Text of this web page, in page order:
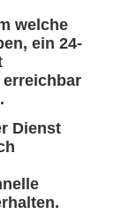
welche
ein 24-
Dienst